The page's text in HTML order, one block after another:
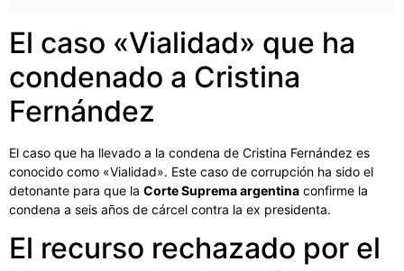
El caso «Vialidad» que ha
condenado a Cristina
Fernández
El caso que ha llevado a la condena de Cristina Fernández es
conocido como «Vialidad». Este caso de corrupción ha sido el
detonante para que la Corte Suprema argentina confirme la
condena a seis años de cárcel contra la ex presidenta.
El recurso rechazado por el